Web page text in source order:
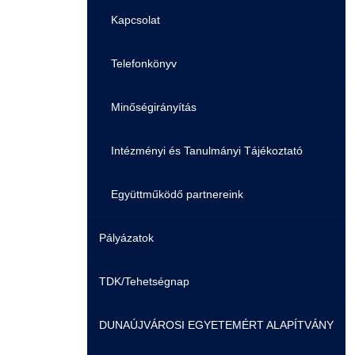
Családbarát Szolgáltató
EHÖK
Hallgatókra érvényes szabályzatok
Ösztöndíjak
Kiemelt ösztöndíjak
Nemzetközi Lehetőségek
Szolgáltatások
Fordítási Szolgáltatások
Origó nyelvvizsga
HASIT
Neptun
Moodle
K+F+I
Átjelentkezőknek
Kapcsolat
TDK/Tehetségnap
Kapcsolat
Telefonkönyv
Minőségirányítás
Intézményi és Tanulmányi Tájékoztató
Együttműködő partnereink
Pályázatok
TDK/Tehetségnap
DUNAÚJVÁROSI EGYETEMÉRT ALAPÍTVÁNY